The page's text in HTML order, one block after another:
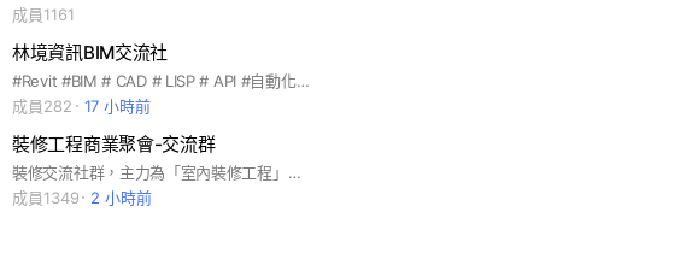
成員1161
林境資訊BIM交流社
#Revit #BIM # CAD # LISP # API #自動化 #機電模型 # 建築模型 #資訊模型 #免費
成員282
17 小時前
裝修工程商業聚會-交流群
裝修交流社群，主力為「室內裝修工程」及「商業空間設計」的接案與發案 平日社群也會公告裝修類及設計類的課程資訊、聚會活動。 進群可依照格式填寫廠商資料，讓有發案需求的人快速找到你！
成員1349
2 小時前